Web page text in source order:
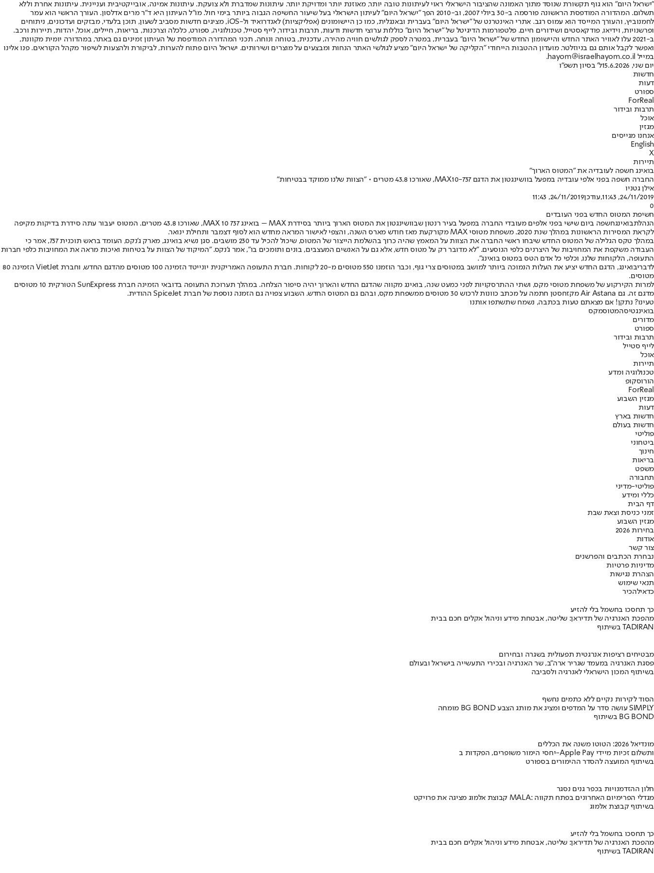
"ישראל היום" הוא גוף תקשורת שנוסד מתוך האמונה שהציבור הישראלי ראוי לעיתונות טובה יותר, מאוזנת יותר ומדויקת יותר. עיתונות שמדברת ולא צועקת. עיתונות אמינה, אובייקטיבית ועניינית. עיתונות אחרת וללא
תשלום. המהדורה המודפסת הראשונה פורסמה ב-30 ביולי 2007, וב-2010 הפך "ישראל היום" לעיתון הישראלי בעל שיעור החשיפה הגבוה ביותר בימי חול. מו"ל העיתון היא ד"ר מרים אדלסון. העורך הראשי הוא עמר
לחמנוביץ, והעורך המייסד הוא עמוס רגב. אתרי האינטרנט של "ישראל היום" בעברית ובאנגלית, כמו כן היישומונים (אפליקציות) לאנדרואיד ול-iOS, מציגים חדשות מסביב לשעון, תוכן בלעדי, מבזקים ועדכונים, ניתוחים
ופרשנויות, וידיאו, פודקאסטים ושידורים חיים. פלטפורמות הדיגיטל של "ישראל היום" כוללות ערוצי חדשות ודעות, תרבות ובידור, לייף סטייל, טכנולוגיה, ספורט, כלכלה וצרכנות, בריאות, חיילים, אוכל, יהדות, תיירות ורכב.
ב-2021 עלו לאוויר האתר החדש והיישומון החדש של "ישראל היום" בעברית, במטרה לספק לגולשים חוויה מהירה, עדכנית, בטוחה ונוחה. תכני המהדורה המודפסת של העיתון זמינים גם באתר, במהדורה יומית מקוונת,
ואפשר לקבל אותם גם בניוזלטר. מועדון ההטבות הייחודי "הקליקה של ישראל היום" מציע לגולשי האתר הנחות ומבצעים על מוצרים ושירותים. ישראל היום פתוח להערות, לביקורת ולהצעות לשיפור מקהל הקוראים. פנו אלינו
במייל hayom@israelhayom.co.il.
יום שני, 15.6.2026
ל' בסיון תשפ"ו
חדשות
דעות
ספורט
ForReal
תרבות ובידור
אוכל
מגזין
אנחנו מגייסים
English
X
תיירות
בואינג חשפה לעובדיה את "המטוס הארוך"
החברה חשפה בפני אלפי עובדיה במפעל בוושינגטון את הדגם 737-MAX10, שאורכו 43.8 מטרים • "הצוות שלנו ממוקד בבטיחות"
אילן גטניו
24/11/2019, 11:43
,עודכן24/11/2019, 11:43
0
חשיפת המטוס החדש בפני העובדים
הנהלתבואינג
חשפה ביום שישי בפני אלפים מעובדי החברה במפעל בעיר רנטון שבוושינגטון את המטוס הארוך ביותר בסידרת MAX – בואינג 737 MAX 10, שאורכו 43.8 מטרים. המטוס יעבור עתה סידרת בדיקות מקיפה
לקראת המסירות הראשונות במהלך שנת 2020. משפחת מטוסי MAX מקורקעת מאז חודש מארס השנה, והצפי לאישור המראה מחדש הוא לסוף דצמבר ותחילת ינואר.
במהלך טקס הגלילה של המטוס החדש שיבחו ראשי החברה את הצוות על המאמץ שהיה כרוך בהשלמת הייצור של המטוס, שיכול להכיל עד 230 מושבים. סגן נשיא בואינג, מארק ג'נקס, העומד בראש תוכנית 737, אמר כי
העבודה משקפת את המחויבות של היצרנים כלפי הנוסעים. "לא מדובר רק על מטוס חדש, אלא גם על האנשים המעצבים, בונים ותומכים בו", אמר ג'נקס. "המיקוד של הצוות על בטיחות ואיכות מראה את המחויבות כלפי חברות
התעופה, הלקוחות שלנו, וכלפי כל אדם הטס במטוס בואינג".
לדבריבואינג
, הדגם החדש יציע את העלות הנמוכה ביותר למושב במטוסים צרי גוף, וכבר הוזמנו 550 מטוסים מ-20 לקוחות. חברת התעופה האמריקנית יונייטד הזמינה 100 מטוסים מהדגם החדש, וחברת VietJet הזמינה 80
מטוסים.
למרות הקירקוע של משפחת מטוסי מקס, ושתי ההתרסקויות לפני כמעט שנה, בואינג מקווה שהדגם החדש והארוך יהיה סיפור הצלחה. במהלך תערוכת התעופה בדובאי הזמינה חברת SunExpress הטורקית 10 מטוסים
מדגם זה. גם Air Astana מקזחסטן חתמה על מכתב כוונות לרכוש 30 מטוסים ממשפחת מקס, ובהם גם המטוס החדש. השבוע צפויה גם הזמנה נוספת של חברת SpiceJet ההודית.
טעינו? נתקן! אם מצאתם טעות בכתבה, נשמח שתשתפו אותנו
בואינגטיסהמטוסמקס
מדורים
ספורט
תרבות ובידור
לייף סטייל
אוכל
תיירות
טכנולוגיה ומדע
הורוסקופ
ForReal
מגזין השבוע
דעות
חדשות בארץ
חדשות בעולם
פוליטי
ביטחוני
חינוך
בריאות
משפט
תחבורה
פוליטי-מדיני
כללי ומידע
דף הבית
זמני כניסת וצאת שבת
מגזין השבוע
בחירות 2026
אודות
צור קשר
נבחרת הכתבים והפרשנים
מדיניות פרטיות
הצהרת נגישות
תנאי שימוש
כדאילהכיר
כך תחסכו בחשמל בלי להזיע
מהפכת האנרגיה של תדיראן: שליטה, אבטחת מידע וניהול אקלים חכם בבית
בשיתוף TADIRAN
מבטיחים רציפות אנרגטית תפעולית בשגרה ובחירום
פסגת האנרגיה במעמד שגריר ארה"ב, שר האנרגיה ובכירי התעשייה בישראל ובעולם
בשיתוף המכון הישראלי לאנרגיה ולסביבה
הסוד לקירות נקיים ללא כתמים נחשף
מומחה BG BOND עושה סדר על המדפים ומציג את מותג הצבע SIMPLY
בשיתוף BG BOND
מונדיאל 2026: הטוטו משנה את הכללים
יחסי הימור משופרים, הפקדות ב-Apple Pay ותשלום זכיות מיידי
בשיתוף המועצה להסדר ההימורים בספורט
חלון ההזדמנויות בכפר גנים נסגר
קבוצת אלמוג מציגה את פרויקט MALA: מגדלי הפרימיום האחרונים בפתח תקווה
בשיתוף קבוצת אלמוג
כך תחסכו בחשמל בלי להזיע
מהפכת האנרגיה של תדיראן: שליטה, אבטחת מידע וניהול אקלים חכם בבית
בשיתוף TADIRAN